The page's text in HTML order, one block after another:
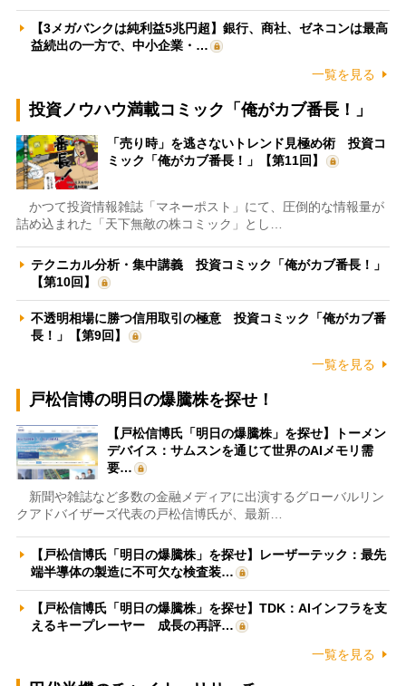
【3メガバンクは純利益5兆円超】銀行、商社、ゼネコンは最高
益続出の一方で、中小企業・…
一覧を見る
投資ノウハウ満載コミック「俺がカブ番長！」
「売り時」を逃さないトレンド見極め術 投資コ
ミック「俺がカブ番長！」【第11回】
かつて投資情報雑誌「マネーポスト」にて、圧倒的な情報量が
詰め込まれた「天下無敵の株コミック」とし…
テクニカル分析・集中講義 投資コミック「俺がカブ番長！」
【第10回】
不透明相場に勝つ信用取引の極意 投資コミック「俺がカブ番
長！」【第9回】
一覧を見る
戸松信博の明日の爆騰株を探せ！
【戸松信博氏「明日の爆騰株」を探せ】トーメン
デバイス：サムスンを通じて世界のAIメモリ需
要…
新聞や雑誌など多数の金融メディアに出演するグローバルリン
クアドバイザーズ代表の戸松信博氏が、最新…
【戸松信博氏「明日の爆騰株」を探せ】レーザーテック：最先
端半導体の製造に不可欠な検査装…
【戸松信博氏「明日の爆騰株」を探せ】TDK：AIインフラを支
えるキープレーヤー 成長の再評…
一覧を見る